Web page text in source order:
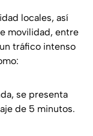
locales, así
movilidad, entre
tráfico intenso
se presenta
de 5 minutos.